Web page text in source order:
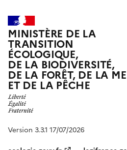
MINISTÈRE DE LA
TRANSITION
ÉCOLOGIQUE,
DE LA BIODIVERSITÉ,
DE LA FORÊT, DE LA
ET DE LA PÊCHE
Version 3.3.1 17/07/2026